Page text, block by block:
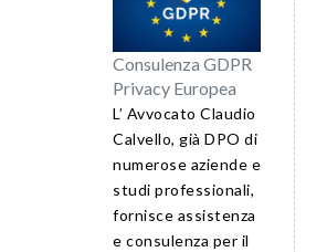
Consulenza GDPR
Privacy Europea
L’ Avvocato Claudio
Calvello, già DPO di
numerose aziende e
studi professionali,
fornisce assistenza
e consulenza per il